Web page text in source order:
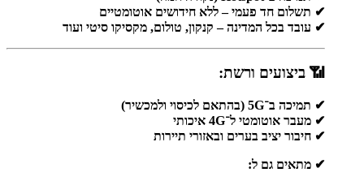
✔ תשלום חד פעמי – ללא חידושים אוטומטיים
✔ עובד בכל המדינה – קנקון, טולום, מקסיקו סיטי ועוד
📶 ביצועים ורשת:
✔ תמיכה ב־5G (בהתאם לכיסוי ולמכשיר)
✔ מעבר אוטומטי ל־4G איכותי
✔ חיבור יציב בערים ובאזורי תיירות
✔ מתאים גם ל: